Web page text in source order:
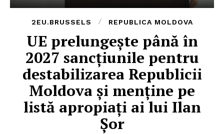
2EU.BRUSSELS REPUBLICA MOLDOVA
UE prelungește până în
2027 sancțiunile pentru
destabilizarea Republicii
Moldova și menține pe
listă apropiați ai lui Ilan
Șor